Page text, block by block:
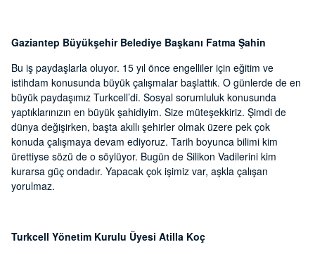
Gaziantep Büyükşehir Belediye Başkanı Fatma Şahin
Bu iş paydaşlarla oluyor. 15 yıl önce engelliler için eğitim ve
istihdam konusunda büyük çalışmalar başlattık. O günlerde de en
büyük paydaşımız Turkcell’di. Sosyal sorumluluk konusunda
yaptıklarınızın en büyük şahidiyim. Size müteşekkiriz. Şimdi de
dünya değişirken, başta akıllı şehirler olmak üzere pek çok
konuda çalışmaya devam ediyoruz. Tarih boyunca bilimi kim
ürettiyse sözü de o söylüyor. Bugün de Silikon Vadilerini kim
kurarsa güç ondadır. Yapacak çok işimiz var, aşkla çalışan
yorulmaz.
Turkcell Yönetim Kurulu Üyesi Atilla Koç